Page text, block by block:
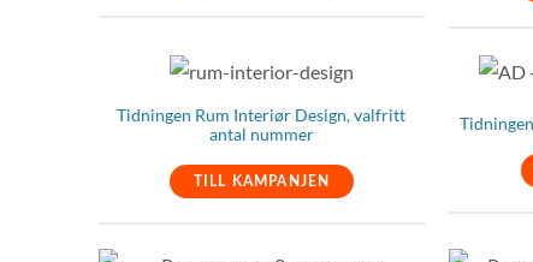
Tidningen Rum Interiør Design, valfritt
antal nummer
TILL KAMPANJEN